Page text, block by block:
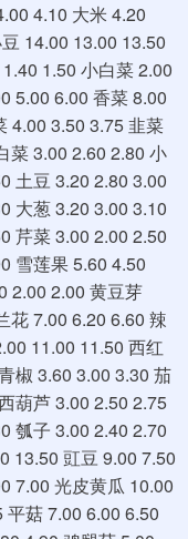
4.10 大米 4.20
14.00 13.00 13.50
1.50 小白菜 2.00
5.00 6.00 香菜 8.00
4.00 3.50 3.75 韭菜
菜 3.00 2.60 2.80 小
土豆 3.20 2.80 3.00
大葱 3.20 3.00 3.10
芹菜 3.00 2.00 2.50
雪莲果 5.60 4.50
2.00 2.00 黄豆芽
花 7.00 6.20 6.60 辣
11.00 11.50 西红
椒 3.60 3.00 3.30 茄
葫芦 3.00 2.50 2.75
瓠子 3.00 2.40 2.70
13.50 豇豆 9.00 7.50
7.00 光皮黄瓜 10.00
菇 7.00 6.00 6.50